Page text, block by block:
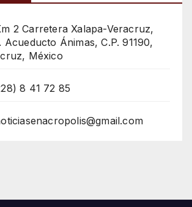
2 Carretera Xalapa-Veracruz,
Acueducto Ánimas, C.P. 91190,
México
8 41 72 85